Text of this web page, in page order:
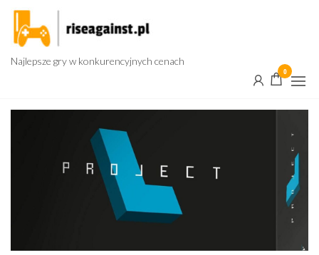
Przejdź
treści
Najlepsze gry w konkurencyjnych cenach
0